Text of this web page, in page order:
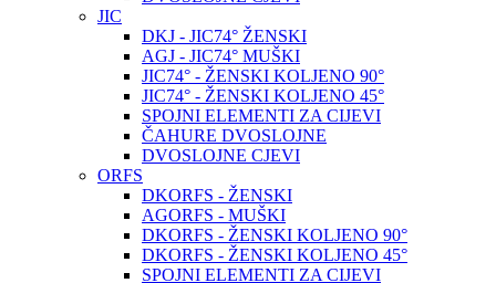
JIC
DKJ - JIC74° ŽENSKI
AGJ - JIC74° MUŠKI
JIC74° - ŽENSKI KOLJENO 90°
JIC74° - ŽENSKI KOLJENO 45°
SPOJNI ELEMENTI ZA CIJEVI
ČAHURE DVOSLOJNE
DVOSLOJNE CJEVI
ORFS
DKORFS - ŽENSKI
AGORFS - MUŠKI
DKORFS - ŽENSKI KOLJENO 90°
DKORFS - ŽENSKI KOLJENO 45°
SPOJNI ELEMENTI ZA CIJEVI